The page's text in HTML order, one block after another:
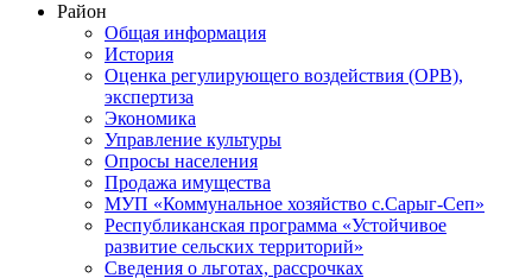
Район
Общая информация
История
Оценка регулирующего воздействия (ОРВ),
экспертиза
Экономика
Управление культуры
Опросы населения
Продажа имущества
МУП «Коммунальное хозяйство с.Сарыг-Сеп»
Республиканская программа «Устойчивое
развитие сельских территорий»
Сведения о льготах, рассрочках